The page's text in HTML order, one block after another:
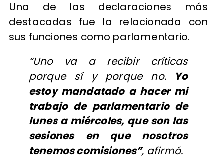
Una de las declaraciones más
destacadas fue la relacionada con
sus funciones como parlamentario.
“Uno va a recibir críticas
porque sí y porque no.
Yo
estoy mandatado a hacer mi
trabajo de parlamentario de
lunes a miércoles, que son las
sesiones en que nosotros
tenemos comisiones”, afirmó.